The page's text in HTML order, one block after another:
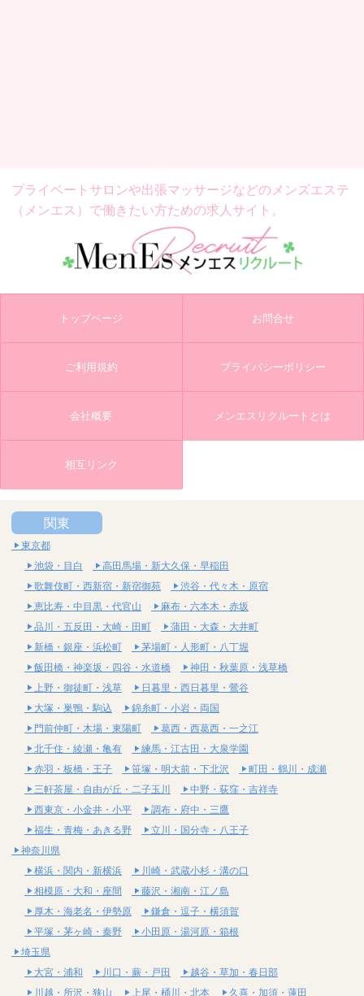
プライベートサロンや出張マッサージなどの メンズエステ
（メンエス）で働きたい方ための求人サイト。
トップページ お問合せ
ご利用規約 プライバシーポリシー
会社概要 メンエスリクルートとは
相互リンク
関東
東京都
池袋・目白
高田馬場・新大久保・早稲田
歌舞伎町・西新宿・新宿御苑
渋谷・代々木・原宿
恵比寿・中目黒・代官山
麻布・六本木・赤坂
品川・五反田・大崎・田町
蒲田・大森・大井町
新橋・銀座・浜松町
茅場町・人形町・八丁堀
飯田橋・神楽坂・四谷・水道橋
神田・秋葉原・浅草橋
上野・御徒町・浅草
日暮里・西日暮里・鶯谷
大塚・巣鴨・駒込
錦糸町・小岩・両国
門前仲町・木場・東陽町
葛西・西葛西・一之江
北千住・綾瀬・亀有
練馬・江古田・大泉学園
赤羽・板橋・王子
笹塚・明大前・下北沢
町田・鶴川・成瀬
三軒茶屋・自由が丘・二子玉川
中野・荻窪・吉祥寺
西東京・小金井・小平
調布・府中・三鷹
福生・青梅・あきる野
立川・国分寺・八王子
神奈川県
横浜・関内・新横浜
川崎・武蔵小杉・溝の口
相模原・大和・座間
藤沢・湘南・江ノ島
厚木・海老名・伊勢原
鎌倉・逗子・横須賀
平塚・茅ヶ崎・秦野
小田原・湯河原・箱根
埼玉県
大宮・浦和
川口・蕨・戸田
越谷・草加・春日部
川越・所沢・狭山
上尾・桶川・北本 久喜・加須・蓮田